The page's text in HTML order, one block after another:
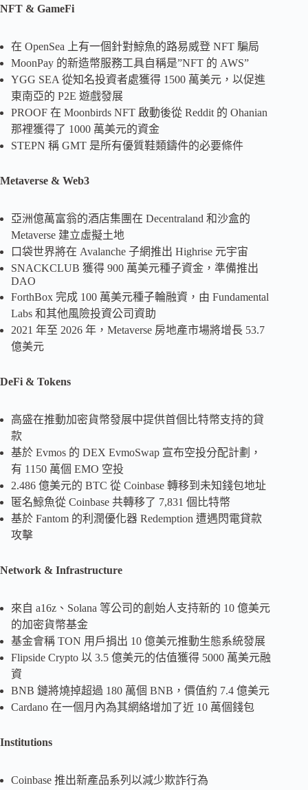
NFT & GameFi
在 OpenSea 上有一個針對鯨魚的路易威登 NFT 騙局
MoonPay 的新造幣服務工具自稱是”NFT 的 AWS”
YGG SEA 從知名投資者處獲得 1500 萬美元，以促進
東南亞的 P2E 遊戲發展
PROOF 在 Moonbirds NFT 啟動後從 Reddit 的 Ohanian
那裡獲得了 1000 萬美元的資金
STEPN 稱 GMT 是所有優質鞋類鑄件的必要條件
Metaverse & Web3
亞洲億萬富翁的酒店集團在 Decentraland 和沙盒的
Metaverse 建立虛擬土地
口袋世界將在 Avalanche 子網推出 Highrise 元宇宙
SNACKCLUB 獲得 900 萬美元種子資金，準備推出
DAO
ForthBox 完成 100 萬美元種子輪融資，由 Fundamental
Labs 和其他風險投資公司資助
2021 年至 2026 年，Metaverse 房地產市場將增長 53.7
億美元
DeFi & Tokens
高盛在推動加密貨幣發展中提供首個比特幣支持的貸
款
基於 Evmos 的 DEX EvmoSwap 宣布空投分配計劃，
有 1150 萬個 EMO 空投
2.486 億美元的 BTC 從 Coinbase 轉移到未知錢包地址
匿名鯨魚從 Coinbase 共轉移了 7,831 個比特幣
基於 Fantom 的利潤優化器 Redemption 遭遇閃電貸款
攻擊
Network & Infrastructure
來自 a16z、Solana 等公司的創始人支持新的 10 億美元
的加密貨幣基金
基金會稱 TON 用戶捐出 10 億美元推動生態系統發展
Flipside Crypto 以 3.5 億美元的估值獲得 5000 萬美元融
資
BNB 鏈將燒掉超過 180 萬個 BNB，價值約 7.4 億美元
Cardano 在一個月內為其網絡增加了近 10 萬個錢包
Institutions
Coinbase 推出新產品系列以減少欺詐行為